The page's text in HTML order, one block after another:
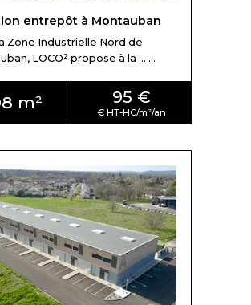
entrepôt à Montauban
Zone Industrielle Nord de
LOCO² propose à la ... ...
m² 95 €